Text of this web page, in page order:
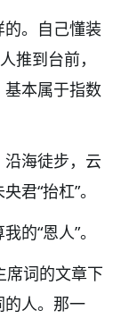
。自己懂装
推到台前，
本属于指数
海徒步，云
央君“抬杠”。
我的“恩人”。
席词的文章下
的人。那一